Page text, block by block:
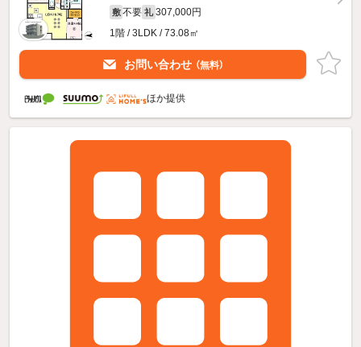
敷 不要 礼 307,000円
1階 / 3LDK / 73.08㎡
お問い合わせ （無料）
ほか提供